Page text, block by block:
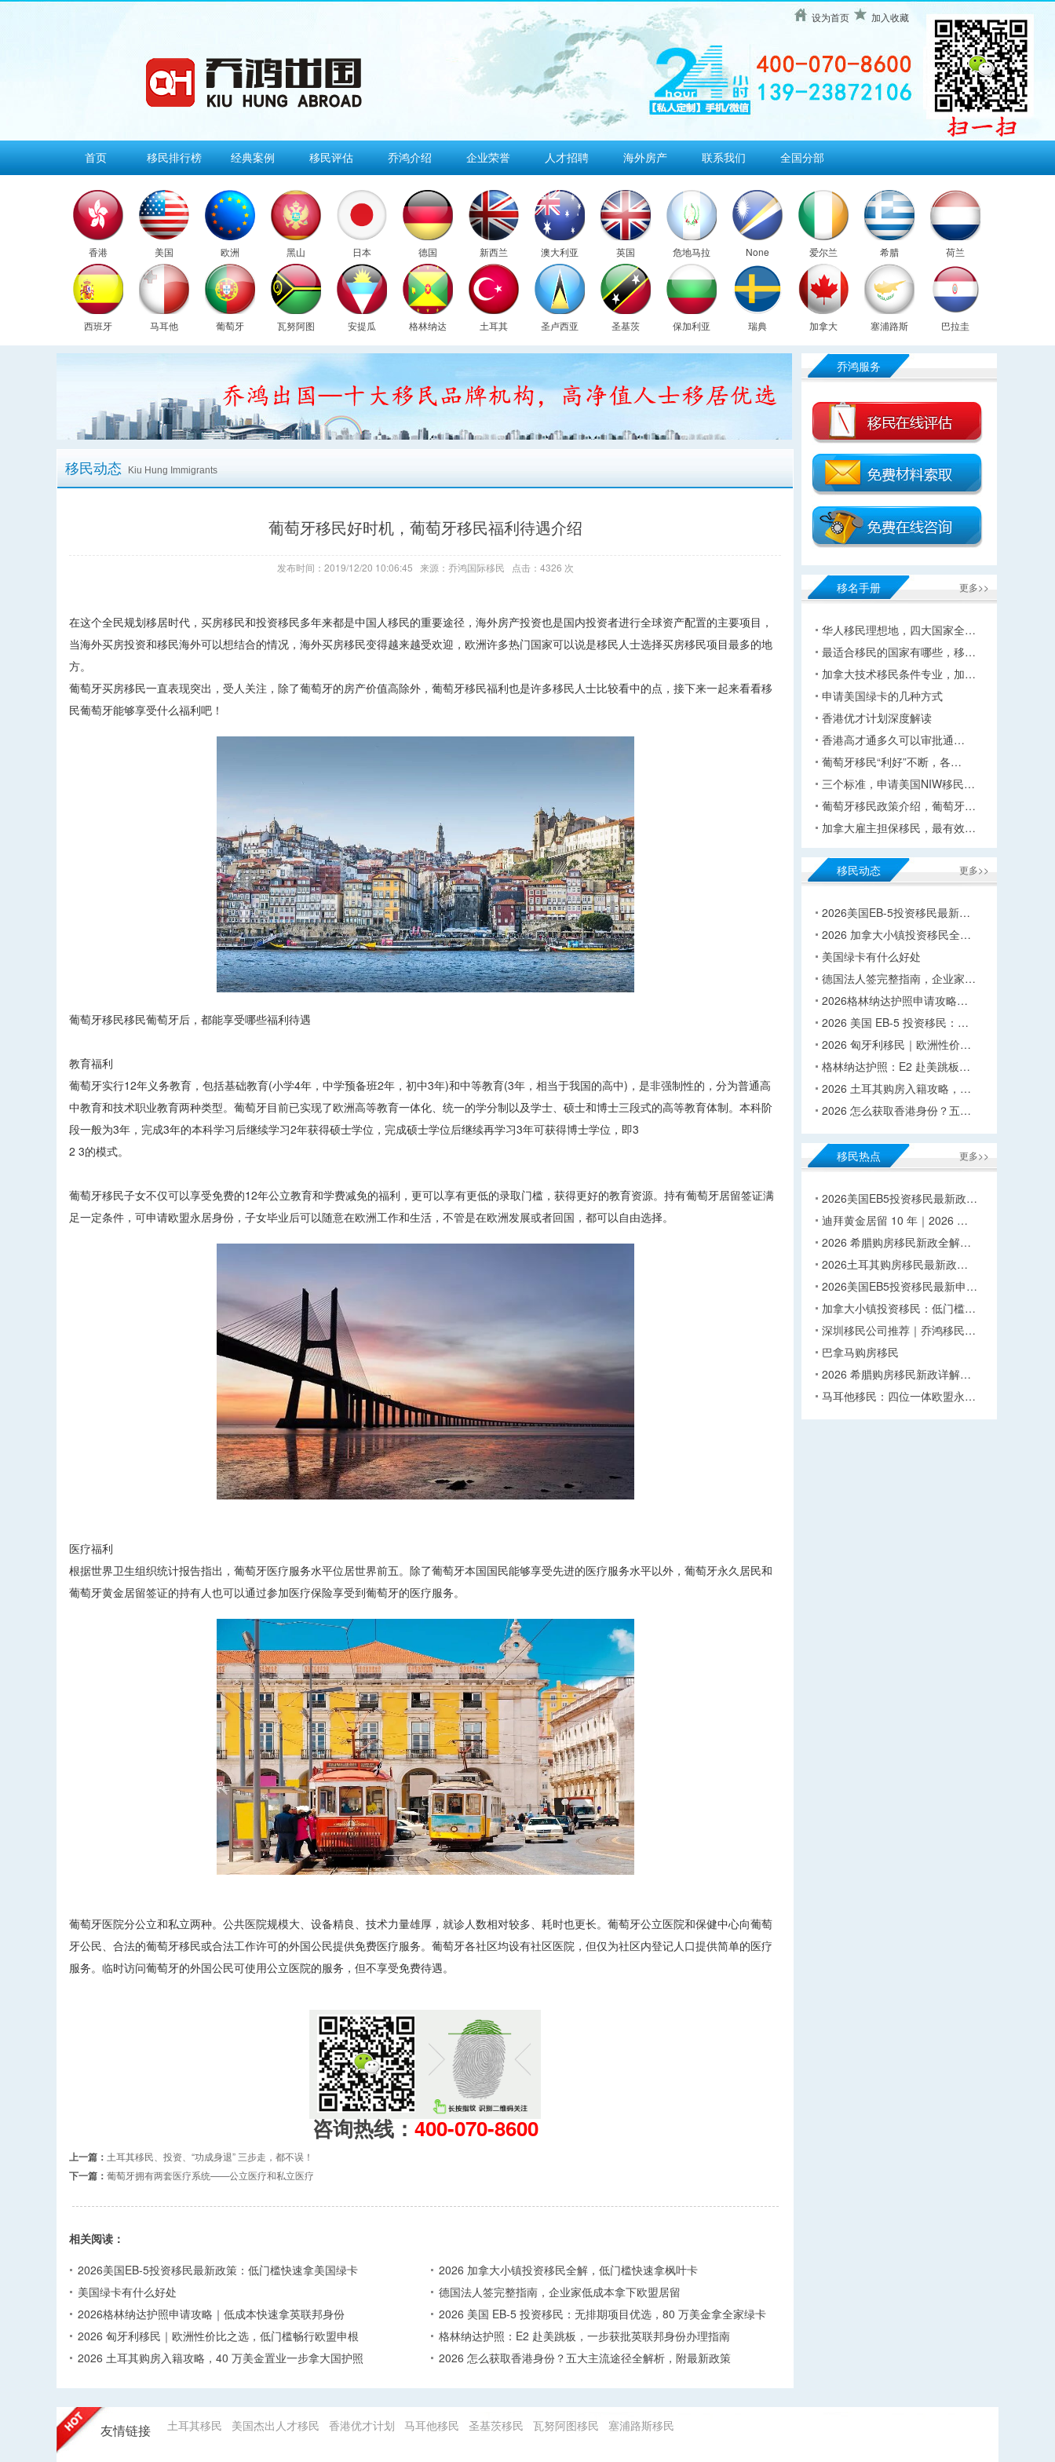
设为首页 加入收藏
首页 移民排行榜 经典案例 移民评估 乔鸿介绍 企业荣誉 人才招聘 海外房产 联系我们 全国分部
香港 美国 欧洲 黑山 日本 德国 新西兰 澳大利亚 英国 危地马拉 None 爱尔兰 希腊 荷兰
西班牙 马耳他 葡萄牙 瓦努阿图 安提瓜 格林纳达 土耳其 圣卢西亚 圣基茨 保加利亚 瑞典 加拿大 塞浦路斯 巴拉圭
移民动态 Kiu Hung Immigrants
葡萄牙移民好时机，葡萄牙移民福利待遇介绍
发布时间：2019/12/20 10:06:45 来源：乔鸿国际移民 点击：4326 次
在这个全民规划移居时代，买房移民和投资移民多年来都是中国人移民的重要途径，海外房产投资也是国内投资者进行全球资产配置的主要项目，
当海外买房投资和移民海外可以想结合的情况，海外买房移民变得越来越受欢迎，欧洲许多热门国家可以说是移民人士选择买房移民项目最多的地
方。
葡萄牙买房移民一直表现突出，受人关注，除了葡萄牙的房产价值高除外，葡萄牙移民福利也是许多移民人士比较看中的点，接下来一起来看看移
民葡萄牙能够享受什么福利吧！
葡萄牙移民移民葡萄牙后，都能享受哪些福利待遇
教育福利
葡萄牙实行12年义务教育，包括基础教育(小学4年，中学预备班2年，初中3年)和中等教育(3年，相当于我国的高中)，是非强制性的，分为普通高
中教育和技术职业教育两种类型。葡萄牙目前已实现了欧洲高等教育一体化、统一的学分制以及学士、硕士和博士三段式的高等教育体制。本科阶
段一般为3年，完成3年的本科学习后继续学习2年获得硕士学位，完成硕士学位后继续再学习3年可获得博士学位，即3
2 3的模式。
葡萄牙移民子女不仅可以享受免费的12年公立教育和学费减免的福利，更可以享有更低的录取门槛，获得更好的教育资源。持有葡萄牙居留签证满
足一定条件，可申请欧盟永居身份，子女毕业后可以随意在欧洲工作和生活，不管是在欧洲发展或者回国，都可以自由选择。
医疗福利
根据世界卫生组织统计报告指出，葡萄牙医疗服务水平位居世界前五。除了葡萄牙本国国民能够享受先进的医疗服务水平以外，葡萄牙永久居民和
葡萄牙黄金居留签证的持有人也可以通过参加医疗保险享受到葡萄牙的医疗服务。
葡萄牙医院分公立和私立两种。公共医院规模大、设备精良、技术力量雄厚，就诊人数相对较多、耗时也更长。葡萄牙公立医院和保健中心向葡萄
牙公民、合法的葡萄牙移民或合法工作许可的外国公民提供免费医疗服务。葡萄牙各社区均设有社区医院，但仅为社区内登记人口提供简单的医疗
服务。临时访问葡萄牙的外国公民可使用公立医院的服务，但不享受免费待遇。
咨询热线： 400-070-8600
上一篇： 土耳其移民、投资、“功成身退” 三步走，都不误！
下一篇： 葡萄牙拥有两套医疗系统——公立医疗和私立医疗
相关阅读：
2026美国EB-5投资移民最新政策：低门槛快速拿美国绿卡
2026 加拿大小镇投资移民全解，低门槛快速拿枫叶卡
美国绿卡有什么好处
德国法人签完整指南，企业家低成本拿下欧盟居留
2026格林纳达护照申请攻略｜低成本快速拿英联邦身份
2026 美国 EB-5 投资移民：无排期项目优选，80 万美金拿全家绿卡
2026 匈牙利移民｜欧洲性价比之选，低门槛畅行欧盟申根
格林纳达护照：E2 赴美跳板，一步获批英联邦身份办理指南
2026 土耳其购房入籍攻略，40 万美金置业一步拿大国护照
2026 怎么获取香港身份？五大主流途径全解析，附最新政策
乔鸿服务
更多>>
移名手册
华人移民理想地，四大国家全…
最适合移民的国家有哪些，移…
加拿大技术移民条件专业，加…
申请美国绿卡的几种方式
香港优才计划深度解读
香港高才通多久可以审批通…
葡萄牙移民“利好”不断，各…
三个标准，申请美国NIW移民…
葡萄牙移民政策介绍，葡萄牙…
加拿大雇主担保移民，最有效…
更多>>
移民动态
2026美国EB-5投资移民最新…
2026 加拿大小镇投资移民全…
美国绿卡有什么好处
德国法人签完整指南，企业家…
2026格林纳达护照申请攻略…
2026 美国 EB-5 投资移民：…
2026 匈牙利移民｜欧洲性价…
格林纳达护照：E2 赴美跳板…
2026 土耳其购房入籍攻略，…
2026 怎么获取香港身份？五…
更多>>
移民热点
2026美国EB5投资移民最新政…
迪拜黄金居留 10 年｜2026 …
2026 希腊购房移民新政全解…
2026土耳其购房移民最新政…
2026美国EB5投资移民最新申…
加拿大小镇投资移民：低门槛…
深圳移民公司推荐｜乔鸿移民…
巴拿马购房移民
2026 希腊购房移民新政详解…
马耳他移民：四位一体欧盟永…
友情链接 土耳其移民 美国杰出人才移民 香港优才计划 马耳他移民 圣基茨移民 瓦努阿图移民 塞浦路斯移民